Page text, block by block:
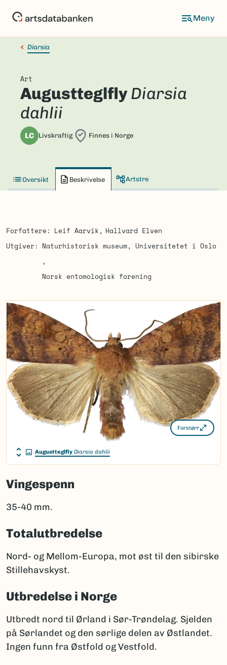
Diarsia
Art
AugustteglflyDiarsia
dahlii
LC Livskraftig Finnes i Norge
Oversikt Beskrivelse Artstre
Forfattere Leif Aarvik
Hallvard Elven
Utgiver
Naturhistorisk museum, Universitetet i Oslo
Norsk entomologisk forening
Forstørr
Augustteglfly Diarsia dahlii
Vingespenn
35-40 mm.
Totalutbredelse
Nord- og Mellom-Europa, mot øst til den sibirske
Stillehavskyst.
Utbredelse i Norge
Utbredt nord til Ørland i Sør-Trøndelag. Sjelden
på Sørlandet og den sørlige delen av Østlandet.
Ingen funn fra Østfold og Vestfold.